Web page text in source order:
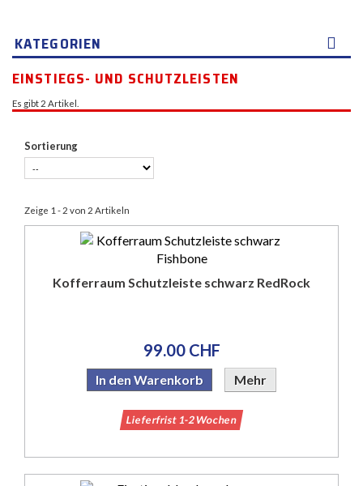
KATEGORIEN
EINSTIEGS- UND SCHUTZLEISTEN
Es gibt 2 Artikel.
Sortierung
Zeige 1 - 2 von 2 Artikeln
Kofferraum Schutzleiste schwarz RedRock
99.00 CHF
In den Warenkorb Mehr
Lieferfrist 1-2 Wochen